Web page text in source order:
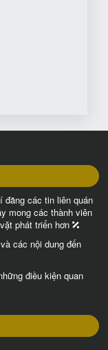
các tin liên quán
mong các thành viên
phát triển hơn
các nội dung đến
điều kiện quan